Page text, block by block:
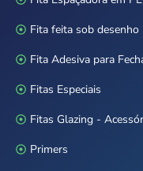
Fita feita sob desenho
Fita Adesiva para
Fitas Especiais
Fitas Glazing -
Primers